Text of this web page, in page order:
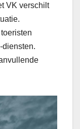
VK verschilt
diensten.